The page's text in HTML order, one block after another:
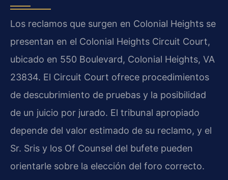
Los reclamos que surgen en Colonial Heights se
presentan en el Colonial Heights Circuit Court,
ubicado en 550 Boulevard, Colonial Heights, VA
23834. El Circuit Court ofrece procedimientos
de descubrimiento de pruebas y la posibilidad
de un juicio por jurado. El tribunal apropiado
depende del valor estimado de su reclamo, y el
Sr. Sris y los Of Counsel del bufete pueden
orientarle sobre la elección del foro correcto.